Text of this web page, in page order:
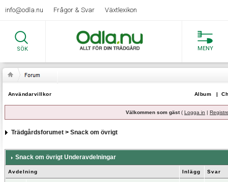
info@odla.nu Frågor & Svar Växtlexikon
SÖK MENY
Användarvillkor Album |
Välkommen som gäst( Logga in |
Trädgårdsforumet> Snack om övrigt
Snack om övrigt Underavdelningar
Avdelning Inlägg Svar